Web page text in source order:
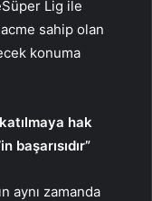
Lig ile
sahip olan
konuma
katılmaya hak
başarısıdır”
aynı zamanda